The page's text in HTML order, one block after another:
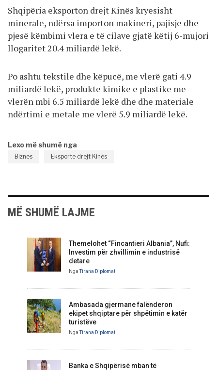
Shqipëria eksporton drejt Kinës kryesisht
minerale, ndërsa importon makineri, pajisje dhe
pjesë këmbimi vlera e të cilave gjatë këtij 6-mujori
llogaritet 20.4 miliardë lekë.
Po ashtu tekstile dhe këpucë, me vlerë gati 4.9
miliardë lekë, produkte kimike e plastike me
vlerën mbi 6.5 miliardë lekë dhe dhe materiale
ndërtimi e metale me vlerë 5.9 miliardë lekë.
Lexo më shumë nga
Biznes Eksporte drejt Kinës
MË SHUMË LAJME
Themelohet “Fincantieri Albania”, Nufi:
Investim për zhvillimin e industrisë
detare
NgaTirana Diplomat
Ambasada gjermane falënderon
ekipet shqiptare për shpëtimin e katër
turistëve
NgaTirana Diplomat
Banka e Shqipërisë mban të